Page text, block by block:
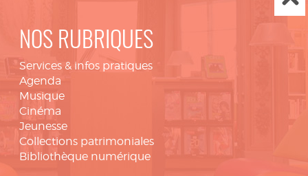
NOS RUBRIQUES
Services & infos pratiques
Agenda
Musique
Cinéma
Jeunesse
Collections patrimoniales
Bibliothèque numérique